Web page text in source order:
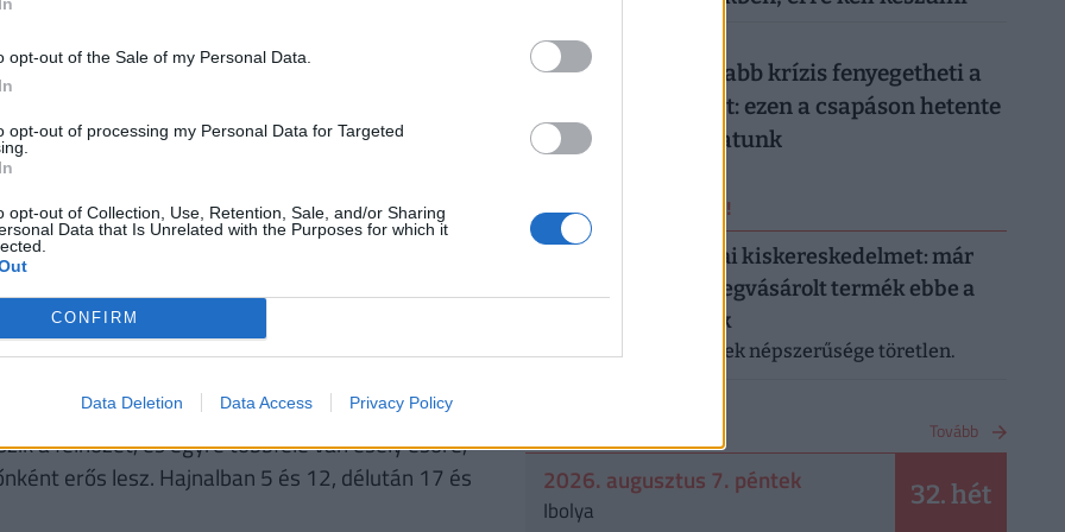
opt-out of the Sale of my Personal Data.
opt-out of processing my Personal Data for Targeted
opt-out of Collection, Use, Retention, Sale, and/or Sharing
Data that Is Unrelated with the Purposes for which it
CONFIRM
Data Deletion Data Access Privacy Policy
25 fok között valószínű.
VAN OLCSÓ MEGOLDÁS!
30 000 000 forintot 20 éves futamidőre már
fel lehet venni
ajánlata sem:az UniCredit Banknál 6,78%, az
Banknál 7,02%.
kalkulációt végezni, saját preferenciáink
keresd fel a
a felhőzet, és egyre többfelé van esély esőre,
erős lesz. Hajnalban 5 és 12, délután 17 és
2026. augusztus 7.
Hiába a jó hírek, újabb krízis fenyegetheti a
magyar gazdaságot: ezen a csapáson hetente
milliárdokat bukhatunk
ERRŐL NE MARADJ LE!
Letarolták az európai kiskereskedelmet: már
minden második megvásárolt termék ebbe a
kategóriába tartozik
A saját márkás termékek népszerűsége töretlen.
Tovább
2026. augusztus 7. péntek
Ibolya 32. hét